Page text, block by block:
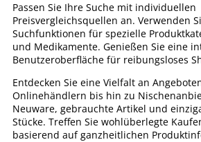
Passen Sie Ihre Suche mit individuellen
Preisvergleichsquellen an. Verwenden
Suchfunktionen für spezielle
und Medikamente. Genießen Sie eine
Benutzeroberfläche für reibungsloses
Entdecken Sie eine Vielfalt an
Onlinehändlern bis hin zu
Neuware, gebrauchte Artikel und
Stücke. Treffen Sie wohlüberlegte
basierend auf ganzheitlichen